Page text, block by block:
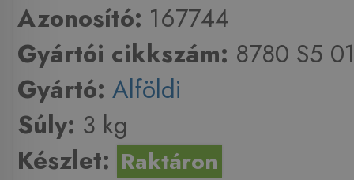
Azonosító: 167744
Gyártói cikkszám: 8780 S5
Gyártó: Alföldi
Súly: 3 kg
Készlet: Raktáron